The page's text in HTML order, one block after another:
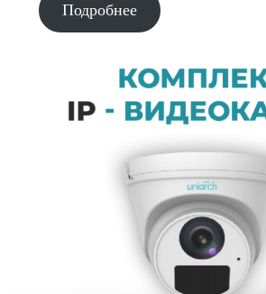
Подробнее